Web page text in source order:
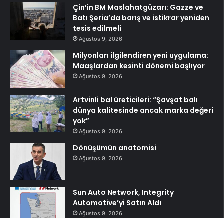
Çin’in BM Maslahatgüzarı: Gazze ve
Batı Şeria’da barış ve istikrar yeniden
tesis edilmeli
Ağustos 9, 2026
Milyonları ilgilendiren yeni uygulama:
Maaşlardan kesinti dönemi başlıyor
Ağustos 9, 2026
Artvinli bal üreticileri: “Şavşat balı
dünya kalitesinde ancak marka değeri
yok”
Ağustos 9, 2026
Dönüşümün anatomisi
Ağustos 9, 2026
Sun Auto Network, Integrity
Automotive’yi Satın Aldı
Ağustos 9, 2026